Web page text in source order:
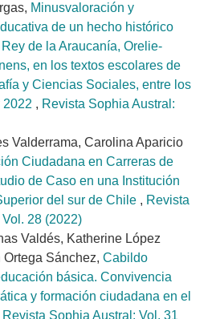
Minusvaloración y
de un hecho histórico
Rey de la Araucanía, Orelie-
en los textos escolares de
y Ciencias Sociales, entre los
2022 , Revista Sophia Austral:
Valderrama, Carolina Aparicio
Ciudadana en Carreras de
de Caso en una Institución
del sur de Chile , Revista
28 (2022)
Valdés, Katherine López
Sánchez, Cabildo
básica. Convivencia
y formación ciudadana en el
Revista Sophia Austral: Vol. 31